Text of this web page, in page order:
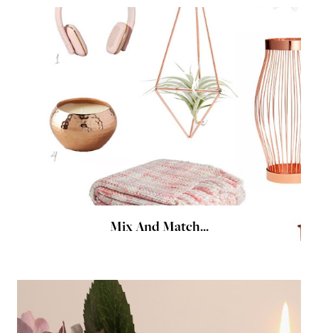
Mix And Match...